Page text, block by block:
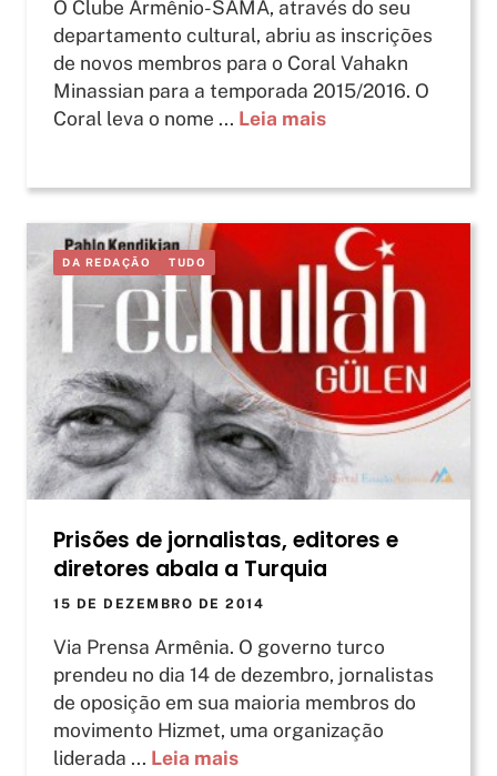
O Clube Armênio-SAMA, através do seu
departamento cultural, abriu as inscrições
de novos membros para o Coral Vahakn
Minassian para a temporada 2015/2016. O
Coral leva o nome ... Leia mais
DA REDAÇÃO TUDO
Prisões de jornalistas, editores e
diretores abala a Turquia
15 DE DEZEMBRO DE 2014
Via Prensa Armênia. O governo turco
prendeu no dia 14 de dezembro, jornalistas
de oposição em sua maioria membros do
movimento Hizmet, uma organização
liderada ... Leia mais